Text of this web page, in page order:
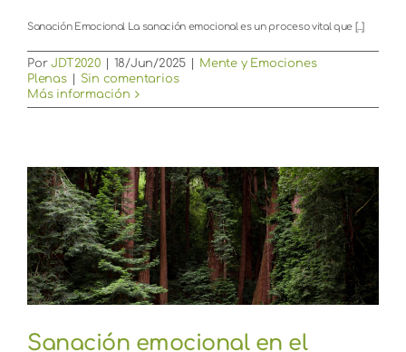
Sanación Emocional La sanación emocional es un proceso vital que [...]
PorJDT2020 18/Jun/2025
Mente y Emociones
Plenas
Sin comentarios
Más información
Sanación emocional en el